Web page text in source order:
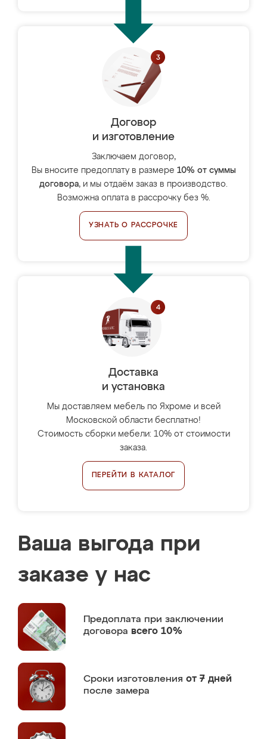
Договор
и изготовление
Заключаем договор,
Вы вносите предоплату в размере 10% от суммы
договора, и мы отдаём заказ в производство.
Возможна оплата в рассрочку без %.
УЗНАТЬ О РАССРОЧКЕ
Доставка
и установка
Мы доставляем мебель по Яхроме и всей
Московской области бесплатно!
Стоимость сборки мебели: 10% от стоимости
заказа.
ПЕРЕЙТИ В КАТАЛОГ
Ваша выгода при
заказе у нас
Предоплата при заключении
договора всего 10%
Сроки изготовления от 7 дней
после замера